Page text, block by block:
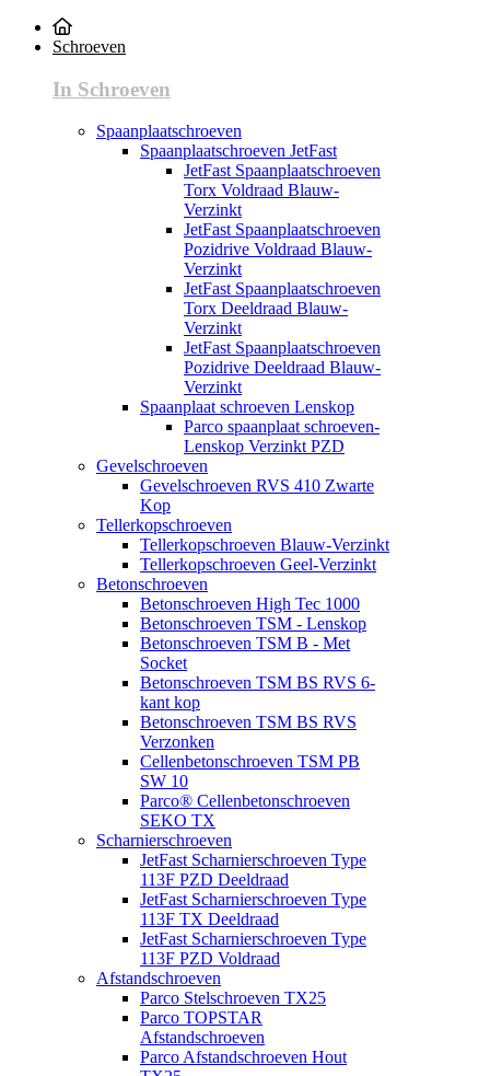
Schroeven
In Schroeven
Spaanplaatschroeven
Spaanplaatschroeven JetFast
JetFast Spaanplaatschroeven
Torx Voldraad Blauw-
Verzinkt
JetFast Spaanplaatschroeven
Pozidrive Voldraad Blauw-
Verzinkt
JetFast Spaanplaatschroeven
Torx Deeldraad Blauw-
Verzinkt
JetFast Spaanplaatschroeven
Pozidrive Deeldraad Blauw-
Verzinkt
Spaanplaat schroeven Lenskop
Parco spaanplaat schroeven-
Lenskop Verzinkt PZD
Gevelschroeven
Gevelschroeven RVS 410 Zwarte
Kop
Tellerkopschroeven
Tellerkopschroeven Blauw-Verzinkt
Tellerkopschroeven Geel-Verzinkt
Betonschroeven
Betonschroeven High Tec 1000
Betonschroeven TSM - Lenskop
Betonschroeven TSM B - Met
Socket
Betonschroeven TSM BS RVS 6-
kant kop
Betonschroeven TSM BS RVS
Verzonken
Cellenbetonschroeven TSM PB
SW 10
Parco® Cellenbetonschroeven
SEKO TX
Scharnierschroeven
JetFast Scharnierschroeven Type
113F PZD Deeldraad
JetFast Scharnierschroeven Type
113F TX Deeldraad
JetFast Scharnierschroeven Type
113F PZD Voldraad
Afstandschroeven
Parco Stelschroeven TX25
Parco TOPSTAR
Afstandschroeven
Parco Afstandschroeven Hout